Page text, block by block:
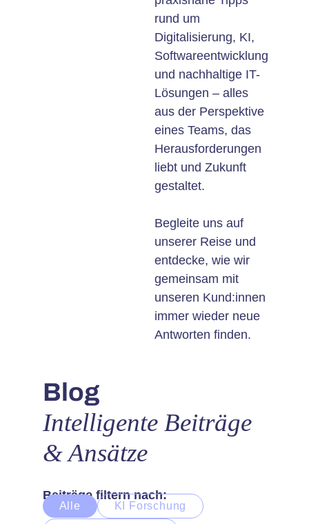
rund um
Digitalisierung, KI,
Softwareentwicklung
und nachhaltige IT-
Lösungen – alles
aus der Perspektive
eines Teams, das
Herausforderungen
liebt und Zukunft
gestaltet.
Begleite uns auf
unserer Reise und
entdecke, wie wir
gemeinsam mit
unseren Kund:innen
immer wieder neue
Antworten finden.
Blog
Intelligente Beiträge
& Ansätze
Beiträge filtern nach:
KI Forschung
Alle